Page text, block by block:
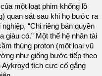
một loạt phim khổng lồ
quan sát sau khi họ bước ra
“Chỉ riêng bản quyền
giàu có.” Một thế hệ nhân tài
thùng proton (một loại vũ
như giống bước tiếp theo
Aykroyd tích cực cố gắng